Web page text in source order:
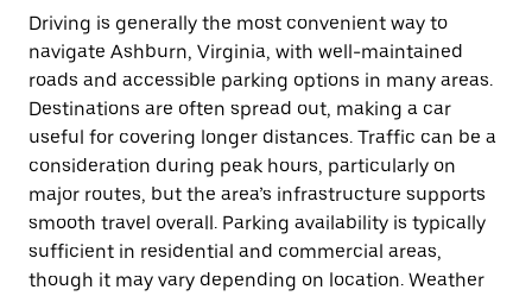
Driving is generally the most convenient way to
navigate Ashburn, Virginia, with well-maintained
roads and accessible parking options in many areas.
Destinations are often spread out, making a car
useful for covering longer distances. Traffic can be a
consideration during peak hours, particularly on
major routes, but the area’s infrastructure supports
smooth travel overall. Parking availability is typically
sufficient in residential and commercial areas,
though it may vary depending on location. Weather